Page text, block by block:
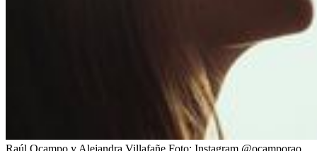
Raúl Ocampo y Alejandra Villafañe Foto: Instagram @ocamporao